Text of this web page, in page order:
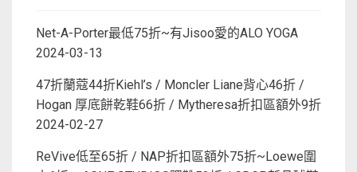
Net-A-Porter最低75折~有Jisoo愛的ALO YOGA
2024-03-13
47折蘭蔻44折Kiehl’s / Moncler Liane背心46折 /
Hogan 厚底餅乾鞋66折 / Mytheresa折扣區額外9折
2024-02-27
ReVive低至65折 / NAP折扣區額外75折~Loewe圍